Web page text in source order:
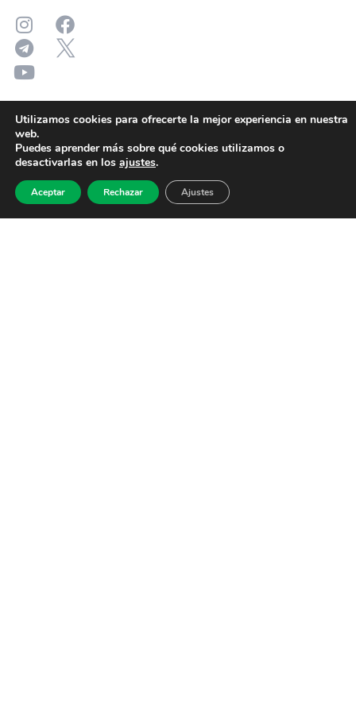
Utilizamos cookies para ofrecerte la mejor experiencia en nuestra
web.
Puedes aprender más sobre qué cookies utilizamos o
desactivarlas en los ajustes.
Aceptar Rechazar Ajustes